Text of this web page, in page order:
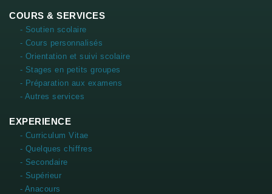
COURS & SERVICES
- Soutien scolaire
- Cours personnalisés
- Orientation et suivi scolaire
- Stages en petits groupes
- Préparation aux examens
- Autres services
EXPERIENCE
- Curriculum Vitae
- Quelques chiffres
- Secondaire
- Supérieur
- Anacours